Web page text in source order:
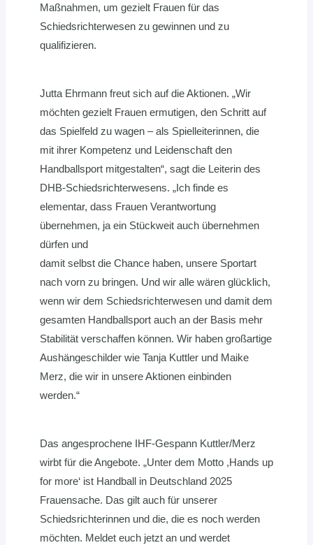
Maßnahmen, um gezielt Frauen für das
Schiedsrichterwesen zu gewinnen und zu
qualifizieren.
Jutta Ehrmann freut sich auf die Aktionen. „Wir
möchten gezielt Frauen ermutigen, den Schritt auf
das Spielfeld zu wagen – als Spielleiterinnen, die
mit ihrer Kompetenz und Leidenschaft den
Handballsport mitgestalten“, sagt die Leiterin des
DHB-Schiedsrichterwesens. „Ich finde es
elementar, dass Frauen Verantwortung
übernehmen, ja ein Stückweit auch übernehmen
dürfen und
damit selbst die Chance haben, unsere Sportart
nach vorn zu bringen. Und wir alle wären glücklich,
wenn wir dem Schiedsrichterwesen und damit dem
gesamten Handballsport auch an der Basis mehr
Stabilität verschaffen können. Wir haben großartige
Aushängeschilder wie Tanja Kuttler und Maike
Merz, die wir in unsere Aktionen einbinden
werden.“
Das angesprochene IHF-Gespann Kuttler/Merz
wirbt für die Angebote. „Unter dem Motto ,Hands up
for more‘ ist Handball in Deutschland 2025
Frauensache. Das gilt auch für unserer
Schiedsrichterinnen und die, die es noch werden
möchten. Meldet euch jetzt an und werdet